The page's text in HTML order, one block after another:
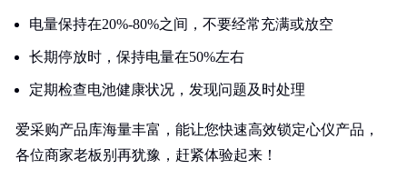
电量保持在20%-80%之间，不要经常充满或放空
长期停放时，保持电量在50%左右
定期检查电池健康状况，发现问题及时处理
爱采购产品库海量丰富，能让您快速高效锁定心仪产品，
各位商家老板别再犹豫，赶紧体验起来！